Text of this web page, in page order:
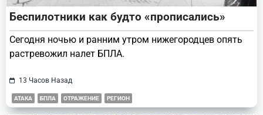
Беспилотники как будто «прописались»
Сегодня ночью и ранним утром нижегородцев опять
растревожил налет БПЛА.
13 Часов Назад
АТАКА БПЛА ОТРАЖЕНИЕ РЕГИОН